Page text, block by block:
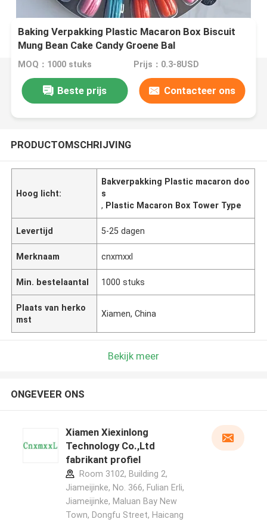
Baking Verpakking Plastic Macaron Box Biscuit
Mung Bean Cake Candy Groene Bal
Verpakkingsdoos Groothandel
MOQ：1000 stuks Prijs：0.3-8USD
Beste prijs Contacteer ons
PRODUCTOMSCHRIJVING
Hoog licht:
Bakverpakking Plastic macaron doo
s
, Plastic Macaron Box Tower Type
Levertijd 5-25 dagen
Merknaam cnxmxxl
Min. bestelaantal 1000 stuks
Plaats van herko
mst
Xiamen, China
Bekijk meer
ONGEVEER ONS
Xiamen Xiexinlong
Technology Co.,Ltd
fabrikant profiel
Room 3102, Building 2,
Jiameijinke, No. 366, Fulian Erli,
Jiameijinke, Maluan Bay New
Town, Dongfu Street, Haicang